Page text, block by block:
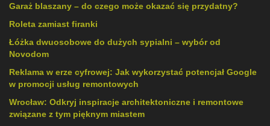
Garaż blaszany – do czego może okazać się przydatny?
Roleta zamiast firanki
Łóżka dwuosobowe do dużych sypialni – wybór od
Novodom
Reklama w erze cyfrowej: Jak wykorzystać potencjał Google
w promocji usług remontowych
Wrocław: Odkryj inspiracje architektoniczne i remontowe
związane z tym pięknym miastem